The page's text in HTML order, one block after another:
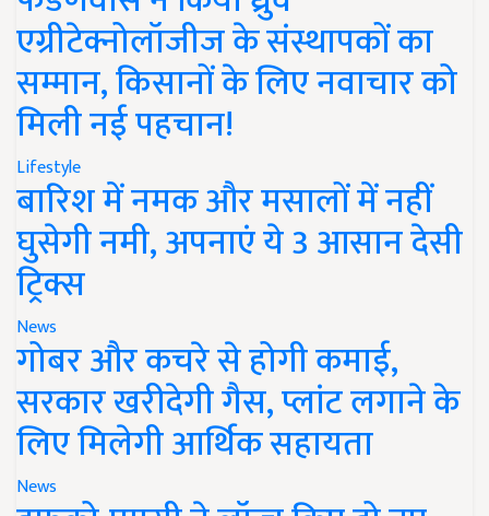
एग्रीटेक्नोलॉजीज के संस्थापकों का
सम्मान, किसानों के लिए नवाचार को
मिली नई पहचान!
Lifestyle
बारिश में नमक और मसालों में नहीं
घुसेगी नमी, अपनाएं ये 3 आसान देसी
ट्रिक्स
News
गोबर और कचरे से होगी कमाई,
सरकार खरीदेगी गैस, प्लांट लगाने के
लिए मिलेगी आर्थिक सहायता
News